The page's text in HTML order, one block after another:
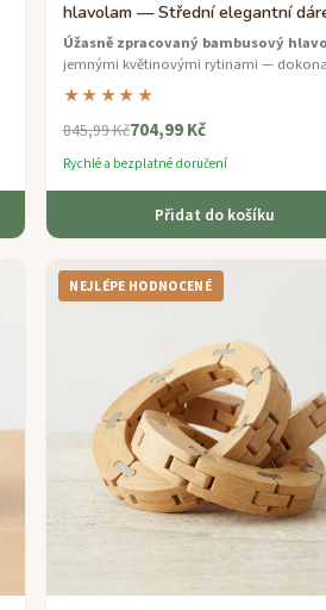
hlavolam — Střední elegantní
pro ni
Úžasně zpracovaný bambusový
jemnými květinovými rytinami —
dárek pro ni.
★★★★★
845,99 Kč704,99 Kč
Rychlé a bezplatné doručení
Přidat do košíku
NEJLÉPE HODNOCENÉ